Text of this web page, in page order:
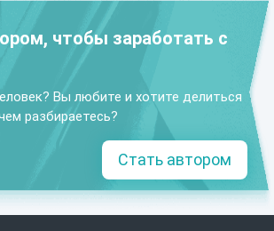
чтобы заработать с
Вы любите и хотите делиться
разбираетесь?
Стать автором